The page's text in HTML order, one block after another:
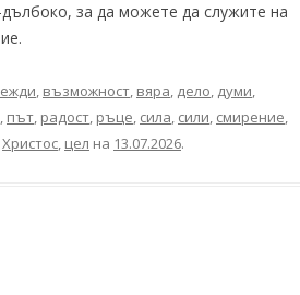
за да можете да служите на
, възможност, вяра, дело, думи,
, път, радост, ръце, сила, сили, смирение,
Христос, цел на 13.07.2026.